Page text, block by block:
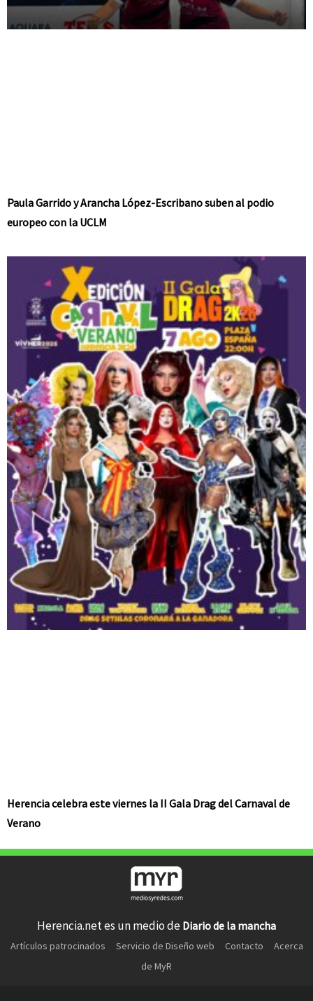
Paula Garrido y Arancha López-Escribano suben al podio
europeo con la UCLM
Herencia celebra este viernes la II Gala Drag del Carnaval de
Verano
Herencia.net es un medio de Diario de la mancha
Artículos patrocinados Servicio de Diseño web Contacto
Acerca
de MyR